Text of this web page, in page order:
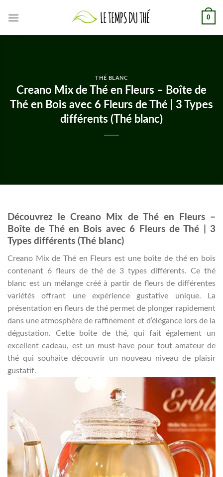
0
THÉ BLANC
Creano Mix de Thé en Fleurs – Boîte de
Thé en Bois avec 6 Fleurs de Thé | 3 Types
différents (Thé blanc)
Découvrez le Creano Mix de Thé en Fleurs –
Boîte de Thé en Bois avec 6 Fleurs de Thé | 3
Types différents (Thé blanc)
Creano Mix de Thé en Fleurs est une boîte de thé en bois
contenant 6 fleurs de thé de 3 types différents. Ce thé
blanc est un mélange créé à partir de fleurs de différentes
variétés offrant une expérience gustative unique. La
présentation en fleurs de thé permet de plonger rapidement
dans une atmosphère de raffinement et d’élégance lors de la
dégustation. Cette boîte de thé, qui fait également un
excellent cadeau, est un must-have pour tout amateur de
thé qui souhaite découvrir un nouveau niveau de plaisir
gustatif.